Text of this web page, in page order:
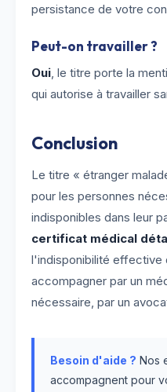
persistance de votre
Peut-on travailler ?
Oui, le titre porte la
qui autorise à travailler
Conclusion
Le titre « étranger
pour les personnes
indisponibles dans leur
certificat médical
l'indisponibilité effective
accompagner par un
nécessaire, par un
Besoin d'aide ? Nos
accompagnent pour